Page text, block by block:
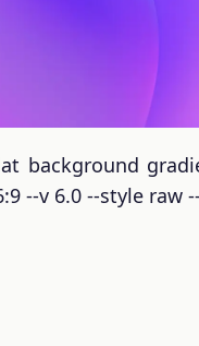
background
--v 6.0 --style raw